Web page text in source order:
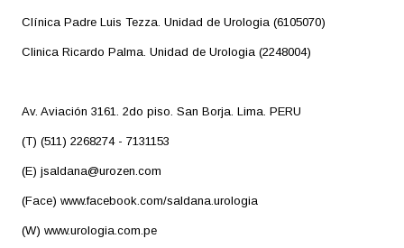
Clínica Padre Luis Tezza. Unidad de Urologia (6105070)
Clinica Ricardo Palma. Unidad de Urologia (2248004)
Av. Aviación 3161. 2do piso. San Borja. Lima. PERU
(T) (511) 2268274 - 7131153
(E) jsaldana@urozen.com
(Face) www.facebook.com/saldana.urologia
(W) www.urologia.com.pe